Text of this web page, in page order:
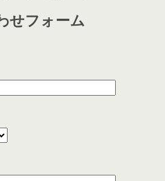
せフォーム